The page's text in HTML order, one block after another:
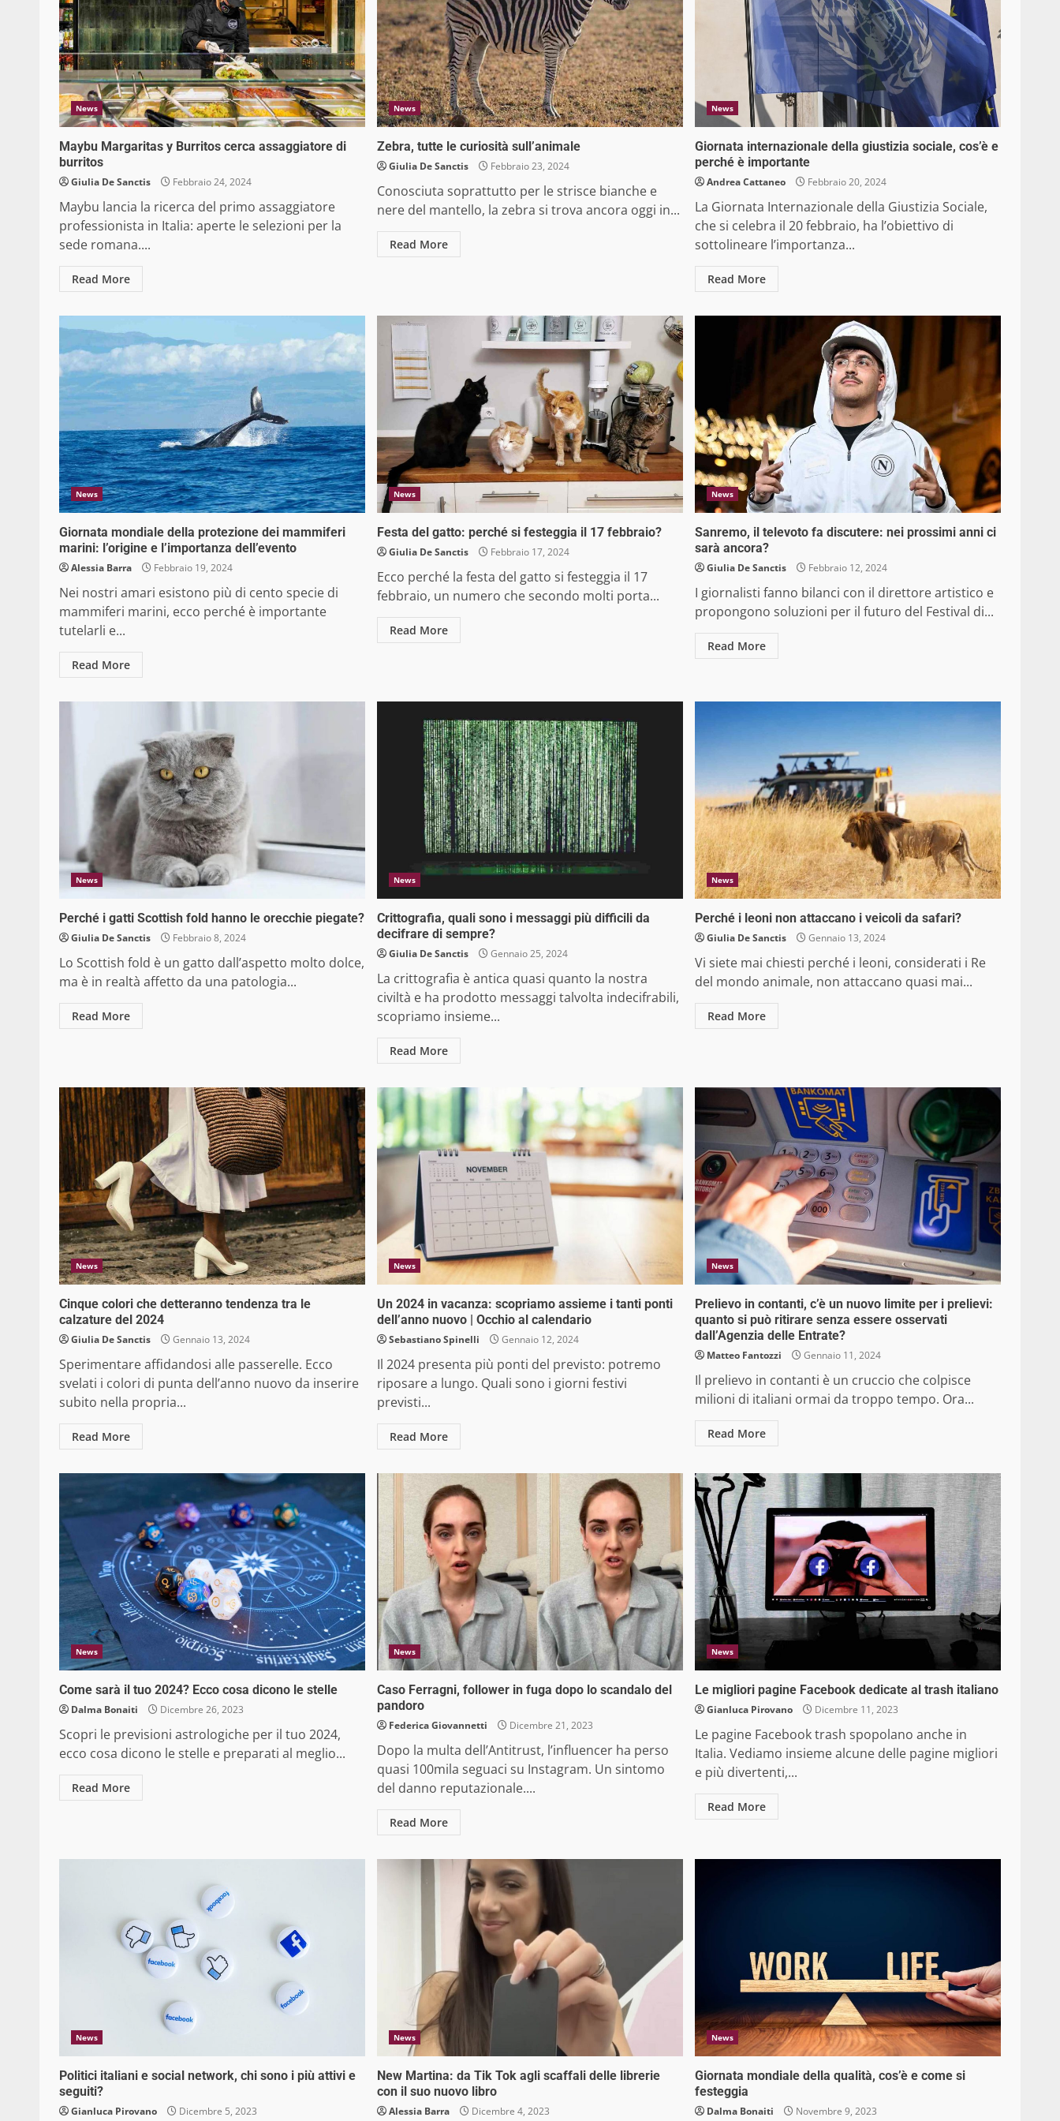
News
Maybu Margaritas y Burritos cerca assaggiatore di
burritos
Giulia De Sanctis Febbraio 24, 2024
Maybu lancia la ricerca del primo assaggiatore
professionista in Italia: aperte le selezioni per la
sede romana....
Read More
News
Zebra, tutte le curiosità sull’animale
Giulia De Sanctis Febbraio 23, 2024
Conosciuta soprattutto per le strisce bianche e
nere del mantello, la zebra si trova ancora oggi in...
Read More
News
Giornata internazionale della giustizia sociale, cos’è e
perché è importante
Andrea Cattaneo Febbraio 20, 2024
La Giornata Internazionale della Giustizia Sociale,
che si celebra il 20 febbraio, ha l’obiettivo di
sottolineare l’importanza...
Read More
News
Giornata mondiale della protezione dei mammiferi
marini: l’origine e l’importanza dell’evento
Alessia Barra Febbraio 19, 2024
Nei nostri amari esistono più di cento specie di
mammiferi marini, ecco perché è importante
tutelarli e...
Read More
News
Festa del gatto: perché si festeggia il 17 febbraio?
Giulia De Sanctis Febbraio 17, 2024
Ecco perché la festa del gatto si festeggia il 17
febbraio, un numero che secondo molti porta...
Read More
News
Sanremo, il televoto fa discutere: nei prossimi anni ci
sarà ancora?
Giulia De Sanctis Febbraio 12, 2024
I giornalisti fanno bilanci con il direttore artistico e
propongono soluzioni per il futuro del Festival di...
Read More
News
Perché i gatti Scottish fold hanno le orecchie piegate?
Giulia De Sanctis Febbraio 8, 2024
Lo Scottish fold è un gatto dall’aspetto molto dolce,
ma è in realtà affetto da una patologia...
Read More
News
Crittografia, quali sono i messaggi più difficili da
decifrare di sempre?
Giulia De Sanctis Gennaio 25, 2024
La crittografia è antica quasi quanto la nostra
civiltà e ha prodotto messaggi talvolta indecifrabili,
scopriamo insieme...
Read More
News
Perché i leoni non attaccano i veicoli da safari?
Giulia De Sanctis Gennaio 13, 2024
Vi siete mai chiesti perché i leoni, considerati i Re
del mondo animale, non attaccano quasi mai...
Read More
News
Cinque colori che detteranno tendenza tra le
calzature del 2024
Giulia De Sanctis Gennaio 13, 2024
Sperimentare affidandosi alle passerelle. Ecco
svelati i colori di punta dell’anno nuovo da inserire
subito nella propria...
Read More
News
Un 2024 in vacanza: scopriamo assieme i tanti ponti
dell’anno nuovo | Occhio al calendario
Sebastiano Spinelli Gennaio 12, 2024
Il 2024 presenta più ponti del previsto: potremo
riposare a lungo. Quali sono i giorni festivi
previsti...
Read More
News
Prelievo in contanti, c’è un nuovo limite per i prelievi:
quanto si può ritirare senza essere osservati
dall’Agenzia delle Entrate?
Matteo Fantozzi Gennaio 11, 2024
Il prelievo in contanti è un cruccio che colpisce
milioni di italiani ormai da troppo tempo. Ora...
Read More
News
Come sarà il tuo 2024? Ecco cosa dicono le stelle
Dalma Bonaiti Dicembre 26, 2023
Scopri le previsioni astrologiche per il tuo 2024,
ecco cosa dicono le stelle e preparati al meglio...
Read More
News
Caso Ferragni, follower in fuga dopo lo scandalo del
pandoro
Federica Giovannetti Dicembre 21, 2023
Dopo la multa dell’Antitrust, l’influencer ha perso
quasi 100mila seguaci su Instagram. Un sintomo
del danno reputazionale....
Read More
News
Le migliori pagine Facebook dedicate al trash italiano
Gianluca Pirovano Dicembre 11, 2023
Le pagine Facebook trash spopolano anche in
Italia. Vediamo insieme alcune delle pagine migliori
e più divertenti,...
Read More
News
Politici italiani e social network, chi sono i più attivi e
seguiti?
Gianluca Pirovano Dicembre 5, 2023
News
New Martina: da Tik Tok agli scaffali delle librerie
con il suo nuovo libro
Alessia Barra Dicembre 4, 2023
News
Giornata mondiale della qualità, cos’è e come si
festeggia
Dalma Bonaiti Novembre 9, 2023